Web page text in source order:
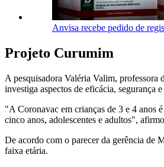
Anvisa recebe pedido de
Projeto Curumim
A pesquisadora Valéria Valim,
investiga aspectos de eficácia, segurança
"A Coronavac em crianças de 3 e 4 anos
cinco anos, adolescentes e adultos",
De acordo com o parecer da gerência de
faixa etária.